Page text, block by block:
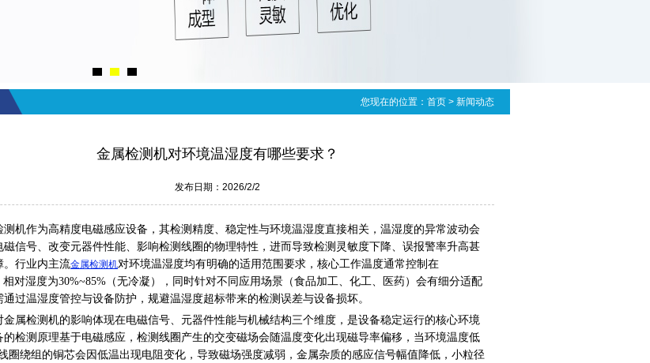
您现在的位置： 首页 > 新闻动态
金属检测机对环境温湿度有哪些要求？
发布日期：2026/2/2
测机作为高精度电磁感应设备，其检测精度、稳定性与环境温湿度直接相关，温湿度的异常波动会
磁信号、改变元器件性能、影响检测线圈的物理特性，进而导致检测灵敏度下降、误报警率升高甚
。行业内主流金属检测机对环境温湿度均有明确的适用范围要求，核心工作温度通常控制在
对湿度为30%~85% （无冷凝），同时针对不同应用场景（食品加工、化工、医药）会有细分适配
通过温湿度管控与设备防护，规避温湿度超标带来的检测误差与设备损坏。
金属检测机的影响体现在电磁信号、元器件性能与机械结构三个维度，是设备稳定运行的核心环境
的检测原理基于电磁感应，检测线圈产生的交变磁场会随温度变化出现磁导率偏移，当环境温度低
圈绕组的铜芯会因低温出现电阻变化，导致磁场强度减弱，金属杂质的感应信号幅值降低，小粒径